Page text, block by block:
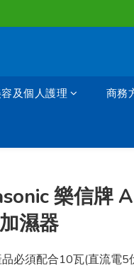
送貨服務。
送貨服務。
及個人護理 商務
樂信牌
濕器
必須配合10瓦(直流電5